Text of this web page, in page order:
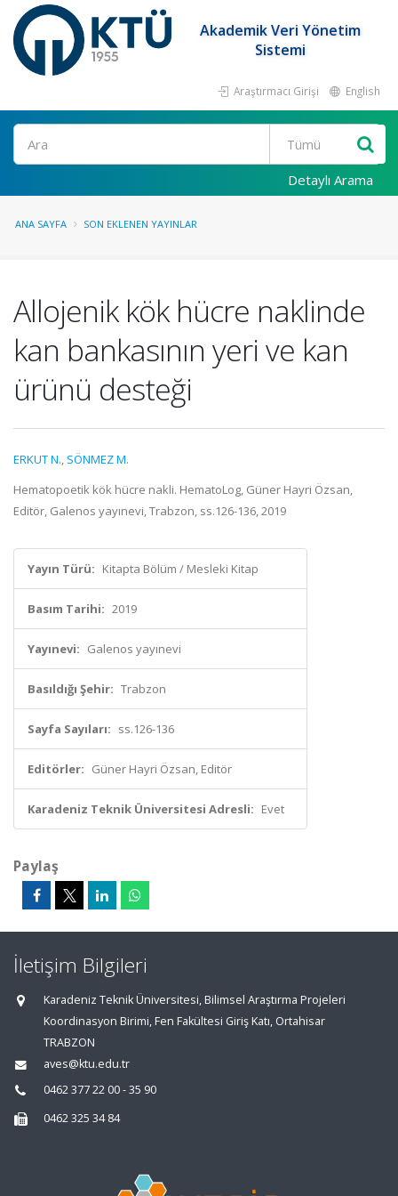
Akademik Veri Yönetim
Sistemi
Araştırmacı Girişi English
Ara
Detaylı Arama
ANA SAYFA SON EKLENEN YAYINLAR
Allojenik kök hücre naklinde
kan bankasının yeri ve kan
ürünü desteği
ERKUT N., SÖNMEZ M.
Hematopoetik kök hücre nakli. HematoLog, Güner Hayri Özsan,
Editör, Galenos yayınevi, Trabzon, ss.126-136, 2019
Yayın Türü: Kitapta Bölüm / Mesleki Kitap
Basım Tarihi: 2019
Yayınevi: Galenos yayınevi
Basıldığı Şehir: Trabzon
Sayfa Sayıları: ss.126-136
Editörler: Güner Hayri Özsan, Editör
Karadeniz Teknik Üniversitesi Adresli: Evet
Paylaş
İletişim Bilgileri
Karadeniz Teknik Üniversitesi, Bilimsel Araştırma Projeleri
Koordinasyon Birimi, Fen Fakültesi Giriş Katı, Ortahisar
TRABZON
aves@ktu.edu.tr
0462 377 22 00 - 35 90
0462 325 34 84